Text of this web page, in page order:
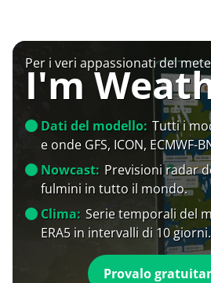
Per i veri appassionati del
I'm
Dati del modello: Tutti i
e onde GFS, ICON, ECMWF-
Nowcast: Previsioni radar
fulmini in tutto il mondo.
Clima: Serie temporali del
ERA5 in intervalli di 10 giorni.
Provalo